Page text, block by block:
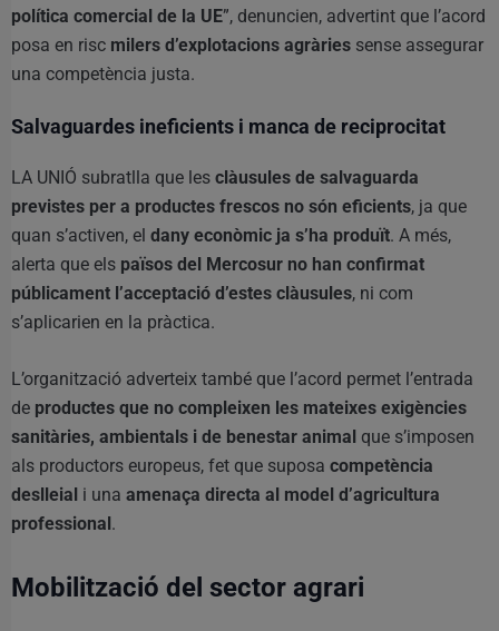
política comercial de la UE”, denuncien, advertint que l’acord
posa en risc milers d’explotacions agràries sense assegurar
una competència justa.
Salvaguardes ineficients i manca de reciprocitat
LA UNIÓ subratlla que les clàusules de salvaguarda
previstes per a productes frescos no són eficients, ja que
quan s’activen, el dany econòmic ja s’ha produït. A més,
alerta que els països del Mercosur no han confirmat
públicament l’acceptació d’estes clàusules, ni com
s’aplicarien en la pràctica.
L’organització adverteix també que l’acord permet l’entrada
de productes que no compleixen les mateixes exigències
sanitàries, ambientals i de benestar animal que s’imposen
als productors europeus, fet que suposa competència
deslleial i una amenaça directa al model d’agricultura
professional .
Mobilització del sector agrari